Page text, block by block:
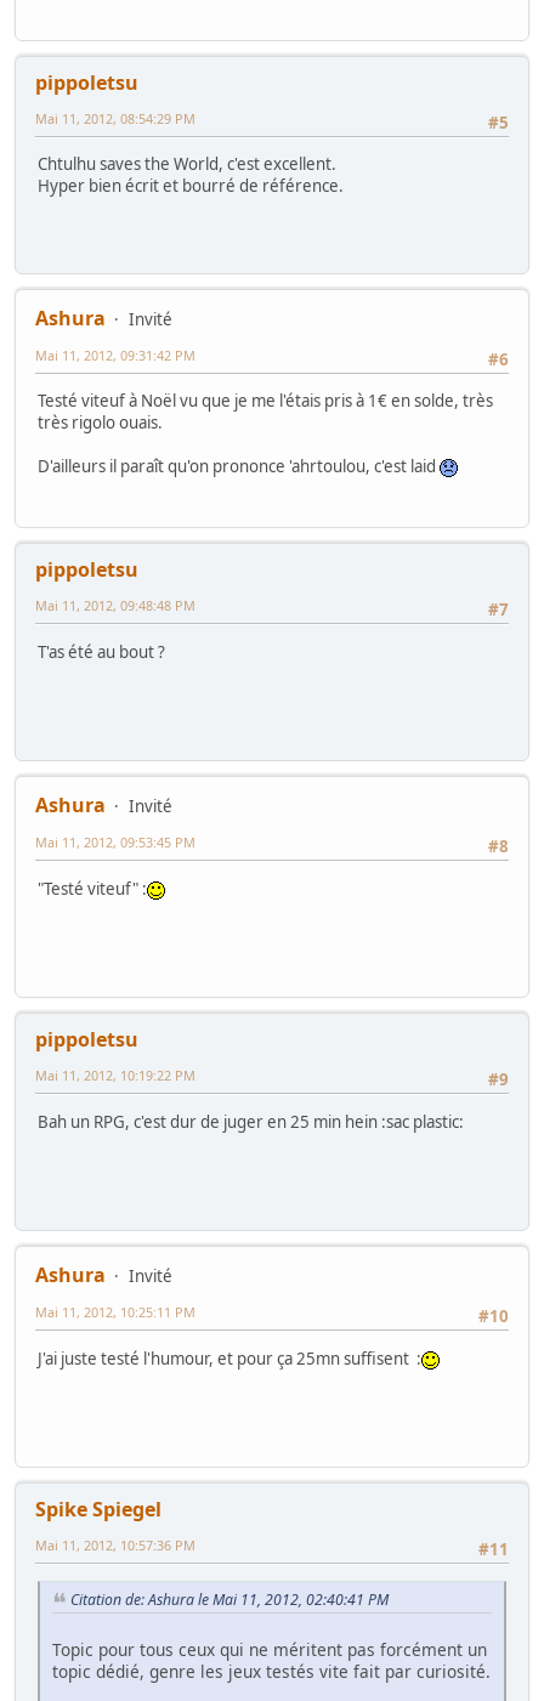
pippoletsu
#5
Mai 11, 2012, 08:54:29 PM
Chtulhu saves the World, c'est excellent.
Hyper bien écrit et bourré de référence.
Ashura
Invité
#6
Mai 11, 2012, 09:31:42 PM
Testé viteuf à Noël vu que je me l'étais pris à 1€ en solde, très
très rigolo ouais.
D'ailleurs il paraît qu'on prononce 'ahrtoulou, c'est laid
pippoletsu
#7
Mai 11, 2012, 09:48:48 PM
T'as été au bout ?
Ashura
Invité
#8
Mai 11, 2012, 09:53:45 PM
"Testé viteuf" :
pippoletsu
#9
Mai 11, 2012, 10:19:22 PM
Bah un RPG, c'est dur de juger en 25 min hein :sac plastic:
Ashura
Invité
#10
Mai 11, 2012, 10:25:11 PM
J'ai juste testé l'humour, et pour ça 25mn suffisent :
Spike Spiegel
#11
Mai 11, 2012, 10:57:36 PM
Citation de: Ashura le Mai 11, 2012, 02:40:41 PM
Topic pour tous ceux qui ne méritent pas forcément un
topic dédié, genre les jeux testés vite fait par curiosité.